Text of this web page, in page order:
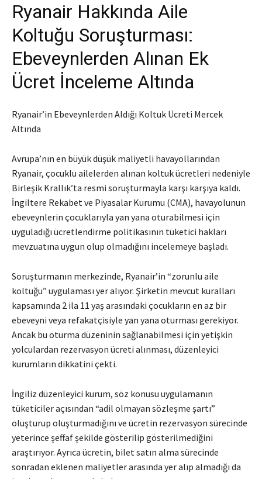
Ryanair Hakkında Aile
Koltuğu Soruşturması:
Ebeveynlerden Alınan Ek
Ücret İnceleme Altında
Ryanair’in Ebeveynlerden Aldığı Koltuk Ücreti Mercek
Altında
Avrupa’nın en büyük düşük maliyetli havayollarından
Ryanair, çocuklu ailelerden alınan koltuk ücretleri nedeniyle
Birleşik Krallık’ta resmi soruşturmayla karşı karşıya kaldı.
İngiltere Rekabet ve Piyasalar Kurumu (CMA), havayolunun
ebeveynlerin çocuklarıyla yan yana oturabilmesi için
uyguladığı ücretlendirme politikasının tüketici hakları
mevzuatına uygun olup olmadığını incelemeye başladı.
Soruşturmanın merkezinde, Ryanair’in “zorunlu aile
koltuğu” uygulaması yer alıyor. Şirketin mevcut kuralları
kapsamında 2 ila 11 yaş arasındaki çocukların en az bir
ebeveyni veya refakatçisiyle yan yana oturması gerekiyor.
Ancak bu oturma düzeninin sağlanabilmesi için yetişkin
yolculardan rezervasyon ücreti alınması, düzenleyici
kurumların dikkatini çekti.
İngiliz düzenleyici kurum, söz konusu uygulamanın
tüketiciler açısından “adil olmayan sözleşme şartı”
oluşturup oluşturmadığını ve ücretin rezervasyon sürecinde
yeterince şeffaf şekilde gösterilip gösterilmediğini
araştırıyor. Ayrıca ücretin, bilet satın alma sürecinde
sonradan eklenen maliyetler arasında yer alıp almadığı da